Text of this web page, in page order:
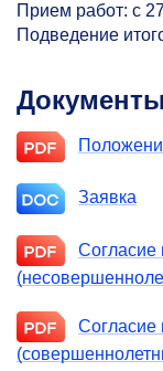
Прием работ: с
Подведение
Документы
Заявка
Согласие
Согласие